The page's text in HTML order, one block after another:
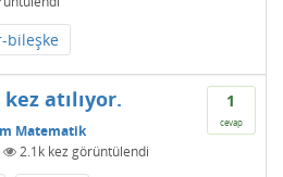
bileşke
1
cevap
atılıyor.
Matematik
2.1k kez görüntülendi